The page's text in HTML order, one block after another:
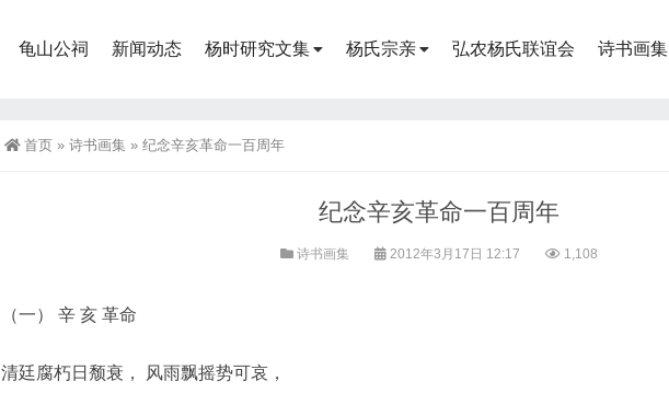
龟山公祠 新闻动态 杨时研究文集 杨氏宗亲 弘农杨氏联谊会 诗书画集
首页 » 诗书画集 » 纪念辛亥革命一百周年
纪念辛亥革命一百周年
诗书画集 2012年3月17日 12:17 1,108
（一） 辛 亥 革命
清廷腐朽日颓衰， 风雨飘摇势可哀，